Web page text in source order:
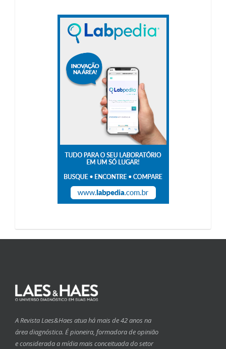
A Revista Laes&Haes atua há mais de 42 anos na
área diagnóstica. É pioneira, formadora de opinião
e considerada a mídia mais conceituada do setor